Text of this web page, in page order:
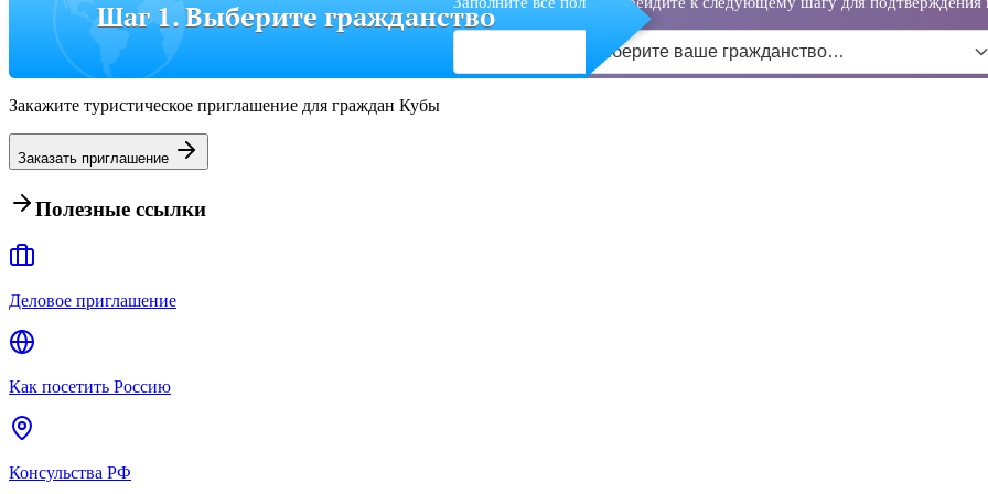
Шаг 1. Выберите гражданство
Выберите ваше гражданство…
Закажите туристическое приглашение для граждан Кубы
Заказать приглашение
Полезные ссылки
Деловое приглашение
Как посетить Россию
Консульства РФ